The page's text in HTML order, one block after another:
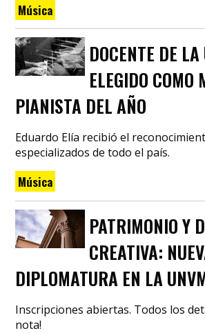
Música
DOCENTE DE
ELEGIDO COMO
PIANISTA DEL AÑO
Eduardo Elía recibió el
especializados de todo el país.
Música
PATRIMONIO Y
CREATIVA:
DIPLOMATURA EN LA
Inscripciones abiertas. Todos los
nota!